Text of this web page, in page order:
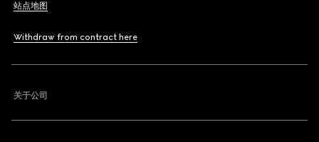
站点地图
Withdraw from contract here
关于公司